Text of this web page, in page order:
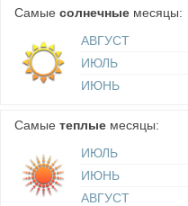
Самые солнечные месяцы:
АВГУСТ
ИЮЛЬ
ИЮНЬ
Самые теплые месяцы:
ИЮЛЬ
ИЮНЬ
АВГУСТ